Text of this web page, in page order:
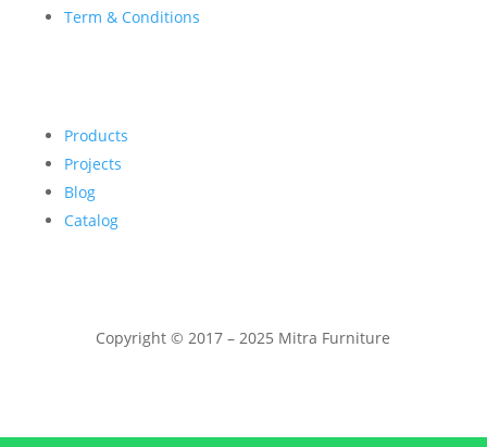
Term & Conditions
Products
Projects
Blog
Catalog
Copyright © 2017 – 2025 Mitra Furniture